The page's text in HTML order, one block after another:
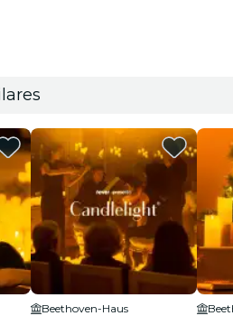
Beethoven-Haus